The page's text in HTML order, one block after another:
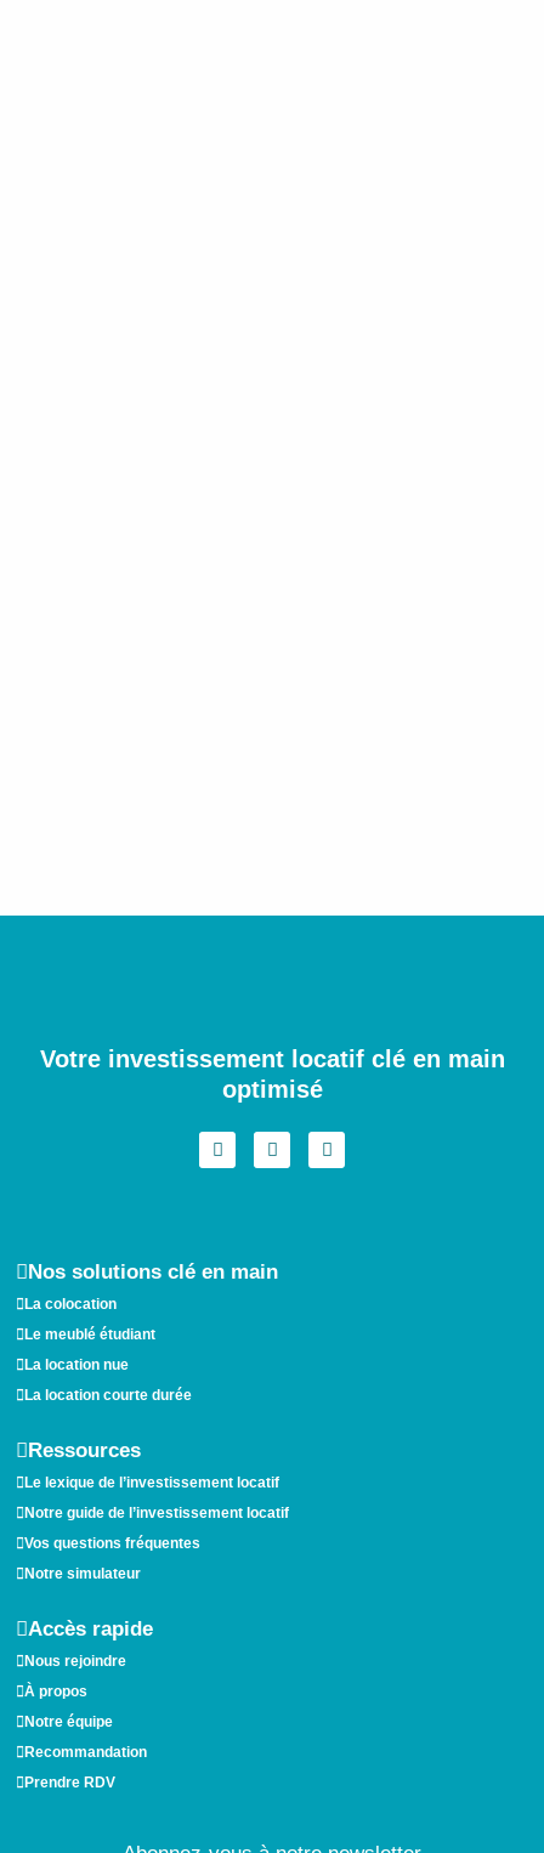
Votre investissement locatif clé en main
optimisé
n
s
m
a
c
i
n
Nos solutions clé en main
La colocation
Le meublé étudiant
La location nue
La location courte durée
Ressources
Le lexique de l’investissement locatif
Notre guide de l’investissement locatif
Vos questions fréquentes
Notre simulateur
Accès rapide
Nous rejoindre
À propos
Notre équipe
Recommandation
Prendre RDV